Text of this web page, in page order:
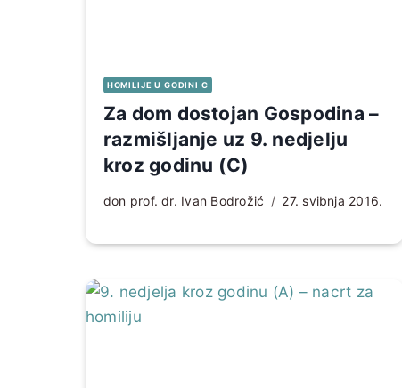
HOMILIJE U GODINI C
Za dom dostojan Gospodina –
razmišljanje uz 9. nedjelju
kroz godinu (C)
don prof. dr. Ivan Bodrožić 27. svibnja 2016.